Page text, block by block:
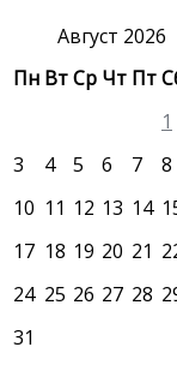
Август 2026
Пн ВтСр Чт Пт
1
3
4 5 6 7 8
10 11 12 13 14
17 18 19 20 21
24 25 26 27 28
31